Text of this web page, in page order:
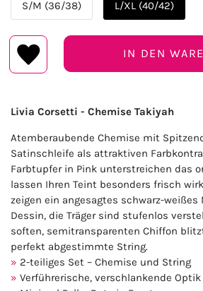
S/M (36/38) L/XL (40/42)
IN DEN
Livia Corsetti - Chemise Takiyah
Atemberaubende Chemise mit
Satinschleife als attraktiven
Farbtupfer in Pink unterstreichen das
lassen Ihren Teint besonders frisch
zeigen ein angesagtes schwarz-weißes
Dessin, die Träger sind stufenlos
soften, semitransparenten Chiffon
perfekt abgestimmte String.
2-teiliges Set – Chemise und String
Verführerische, verschlankende Optik